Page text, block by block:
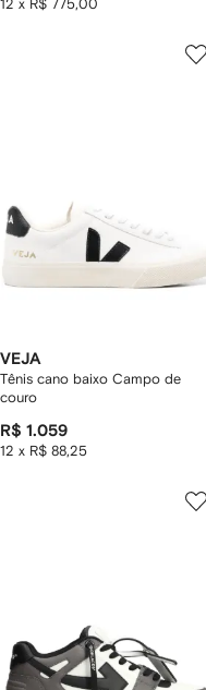
12 x R$ 775,00
VEJA
Tênis cano baixo Campo de
couro
R$ 1.059
12 x R$ 88,25